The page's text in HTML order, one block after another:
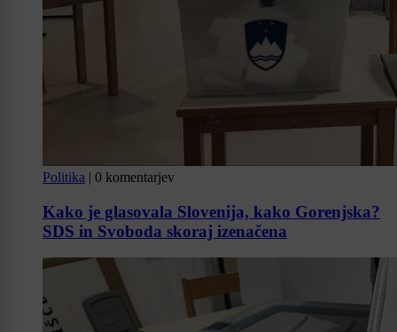
Politika | 0 komentarjev
Kako je glasovala Slovenija, kako Gorenjska?
SDS in Svoboda skoraj izenačena